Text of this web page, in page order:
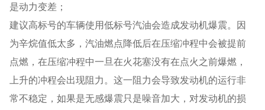
是动力变差；
建议高标号的车辆使用低标号汽油会造成发动机爆震。因
为辛烷值低太多，汽油燃点降低后在压缩冲程中会被提前
点燃，在压缩冲程中一旦在火花塞没有在点火之前爆燃，
上升的冲程会出现阻力。这一阻力会导致发动机的运行非
常不稳定，如果是无感爆震只是噪音加大，对发动机的损